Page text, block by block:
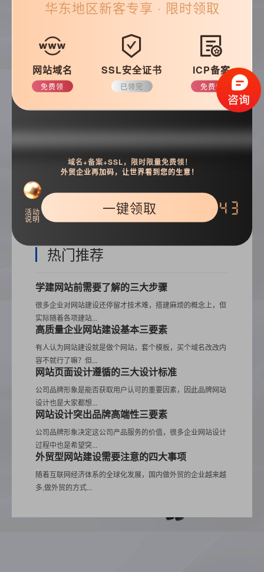
常见问题
优化知识
建站技巧
公司动态
搜索
热门推荐
学建网站前需要了解的三大步骤
很多企业对网站建设还停留才技术难，搭建麻烦的概念上，但
实际随着各项建站...
高质量企业网站建设基本三要素
有人认为网站建设就是做个网站，套个模板，买个域名改改内
容不就行了嘛？但...
网站页面设计遵循的三大设计标准
公司品牌形象是能否获取用户认可的重要因素，因此品牌网站
设计也是大家都想...
网站设计突出品牌高端性三要素
公司品牌形象决定这公司产品服务的价值，很多企业网站设计
过程中也是希望突...
外贸型网站建设需要注意的四大事项
随着互联网经济体系的全球化发展，国内做外贸的企业越来越
多,做外贸的方式...
华东地区新客专享 · 限时领取
网站域名
免费领
SSL安全证书
已领完
ICP备案
免费领
活动
说明
域名+备案+SSL，限时限量免费领！
外贸企业再加码，让世界看到您的生意！
一键领取 42